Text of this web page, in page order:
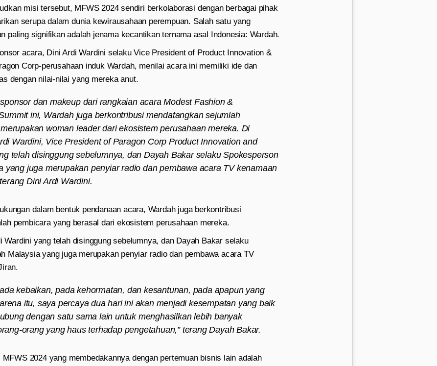
misi tersebut, MFWS 2024 sendiri berkolaborasi dengan berbagai pihak
serupa dalam dunia kewirausahaan perempuan. Salah satu yang
paling signifikan adalah jenama kecantikan ternama asal Indonesia: Wardah.
acara, Dini Ardi Wardini selaku Vice President of Product Innovation &
Corp-perusahaan induk Wardah, menilai acara ini memiliki ide dan
dengan nilai-nilai yang mereka anut.
dan makeup dari rangkaian acara Modest Fashion &
ini, Wardah juga berkontribusi mendatangkan sejumlah
woman leader dari ekosistem perusahaan mereka. Di
Wardini, Vice President of Paragon Corp Product Innovation and
telah disinggung sebelumnya, dan Dayah Bakar selaku Spokesperson
yang juga merupakan penyiar radio dan pembawa acara TV kenamaan
Dini Ardi Wardini.
dalam bentuk pendanaan acara, Wardah juga berkontribusi
pembicara yang berasal dari ekosistem perusahaan mereka.
Wardini yang telah disinggung sebelumnya, dan Dayah Bakar selaku
Malaysia yang juga merupakan penyiar radio dan pembawa acara TV
kebaikan, pada kehormatan, dan kesantunan, pada apapun yang
itu, saya percaya dua hari ini akan menjadi kesempatan yang baik
dengan satu sama lain untuk menghasilkan lebih banyak
orang yang haus terhadap pengetahuan,” terang Dayah Bakar.
2024 yang membedakannya dengan pertemuan bisnis lain adalah